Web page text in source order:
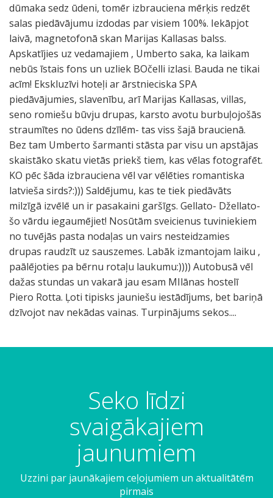
dūmaka sedz ūdeni, tomēr izbrauciena mērķis redzēt
salas piedāvājumu izdodas par visiem 100%. Iekāpjot
laivā, magnetofonā skan Marijas Kallasas balss.
Apskatījies uz vedamajiem , Umberto saka, ka laikam
nebūs īstais fons un uzliek BOčelli izlasi. Bauda ne tikai
acīm! Ekskluzīvi hoteļi ar ārstnieciska SPA
piedāvājumies, slavenību, arī Marijas Kallasas, villas,
seno romiešu būvju drupas, karsto avotu burbuļojošās
straumītes no ūdens dzīlēm- tas viss šajā braucienā.
Bez tam Umberto šarmanti stāsta par visu un apstājas
skaistāko skatu vietās priekš tiem, kas vēlas fotografēt.
KO pēc šāda izbrauciena vēl var vēlēties romantiska
latvieša sirds?:))) Saldējumu, kas te tiek piedāvāts
milzīgā izvēlē un ir pasakaini garšīgs. Gellato- Džellato-
šo vārdu iegaumējiet! Nosūtām sveicienus tuviniekiem
no tuvējās pasta nodaļas un vairs nesteidzamies
drupas raudzīt uz sauszemes. Labāk izmantojam laiku ,
paālējoties pa bērnu rotaļu laukumu:)))) Autobusā vēl
dažas stundas un vakarā jau esam MIlānas hostelī
Piero Rotta. Ļoti tipisks jauniešu iestādījums, bet bariņā
dzīvojot nav nekādas vainas. Turpinājums sekos....
Seko līdzi
svaigākajiem
jaunumiem
Uzzini par jaunākajiem ceļojumiem un aktualitātēm
pirmais